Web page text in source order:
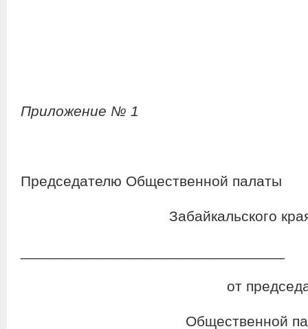
Приложение № 1
Председателю Общественной палаты
Забайкальского
от председателя
Общественной